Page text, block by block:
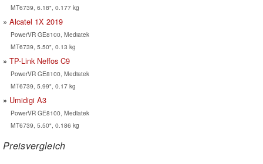
MT6739, 6.18", 0.177 kg
Alcatel 1X 2019
PowerVR GE8100, Mediatek
MT6739, 5.50", 0.13 kg
TP-Link Neffos C9
PowerVR GE8100, Mediatek
MT6739, 5.99", 0.17 kg
Umidigi A3
PowerVR GE8100, Mediatek
MT6739, 5.50", 0.186 kg
Preisvergleich